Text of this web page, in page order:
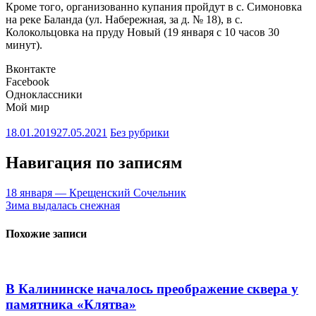
Кроме того, организованно купания пройдут в с. Симоновка
на реке Баланда (ул. Набережная, за д. № 18), в с.
Колокольцовка на пруду Новый (19 января с 10 часов 30
минут).
Вконтакте
Facebook
Одноклассники
Мой мир
18.01.201927.05.2021 Без рубрики
Навигация по записям
18 января — Крещенский Сочельник
Зима выдалась снежная
Похожие записи
В Калининске началось преображение сквера у
памятника «Клятва»